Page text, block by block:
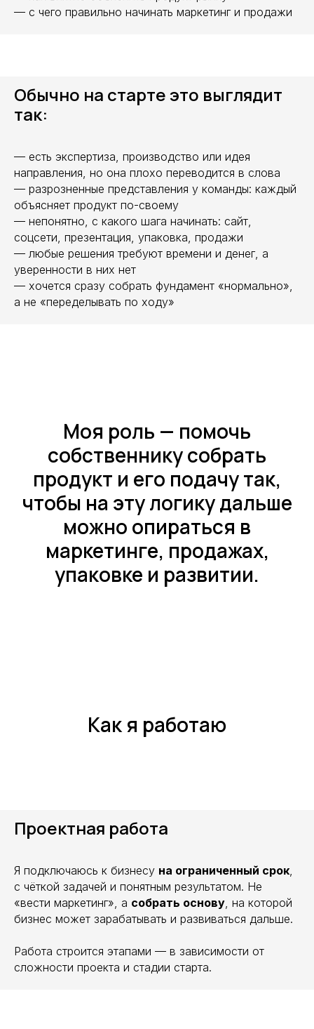
— с чего правильно начинать маркетинг и продажи
Обычно на старте это выглядит
так:
— есть экспертиза, производство или идея
направления, но она плохо переводится в слова
— разрозненные представления у команды: каждый
объясняет продукт по-своему
— непонятно, с какого шага начинать: сайт,
соцсети, презентация, упаковка, продажи
— любые решения требуют времени и денег, а
уверенности в них нет
— хочется сразу собрать фундамент «нормально»,
а не «переделывать по ходу»
Моя роль — помочь
собственнику собрать
продукт и его подачу так,
чтобы на эту логику дальше
можно опираться в
маркетинге, продажах,
упаковке и развитии.
Как я работаю
Проектная работа
Я подключаюсь к бизнесу на ограниченный срок,
с чёткой задачей и понятным результатом. Не
«вести маркетинг», а собрать основу, на которой
бизнес может зарабатывать и развиваться дальше.
Работа строится этапами — в зависимости от
сложности проекта и стадии старта.